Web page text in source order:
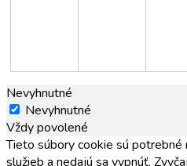
Nevyhnutné
Nevyhnutné
Vždy povolené
Tieto súbory cookie sú potrebné
služieb a nedajú sa vypnúť.